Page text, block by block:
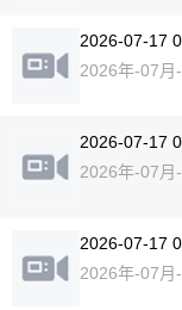
2026-07-17
2026年-07月
2026-07-17
2026年-07月
2026-07-17
2026年-07月